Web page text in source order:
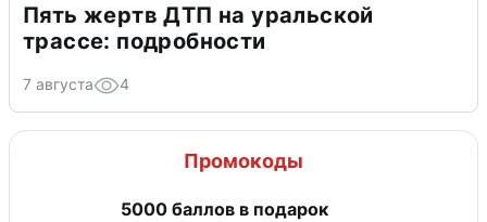
Пять жертв ДТП на уральской
трассе: подробности
7 августа 4
Промокоды
5000 баллов в подарок